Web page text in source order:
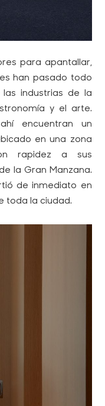
para apantallar,
han pasado todo
industrias de la
y el arte.
encuentran un
en una zona
rapidez a sus
la Gran Manzana.
de inmediato en
toda la ciudad.